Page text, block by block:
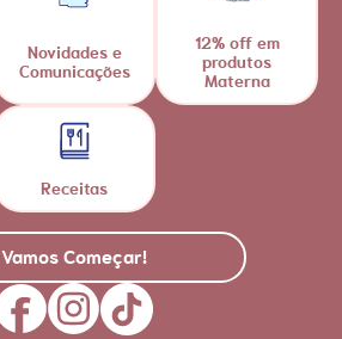
Novidades e
Comunicações
12% off em
produtos
Materna
Receitas
Vamos Começar!